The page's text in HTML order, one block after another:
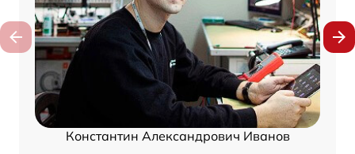
Константин Александрович Иванов